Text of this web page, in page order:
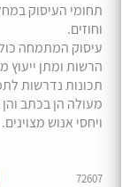
תחומי העיסוק
וחוזים.
עיסוק המתמחה
הרשות ומתן ייעוץ
תכונות נדרשות
מעולה הן בכתב
ויחסי אנוש מצוינים.
72607